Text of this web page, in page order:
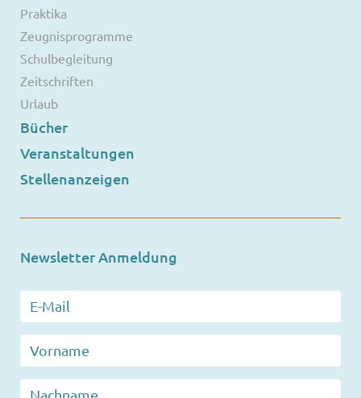
Praktika
Zeugnisprogramme
Schulbegleitung
Zeitschriften
Urlaub
Bücher
Veranstaltungen
Stellenanzeigen
Newsletter Anmeldung